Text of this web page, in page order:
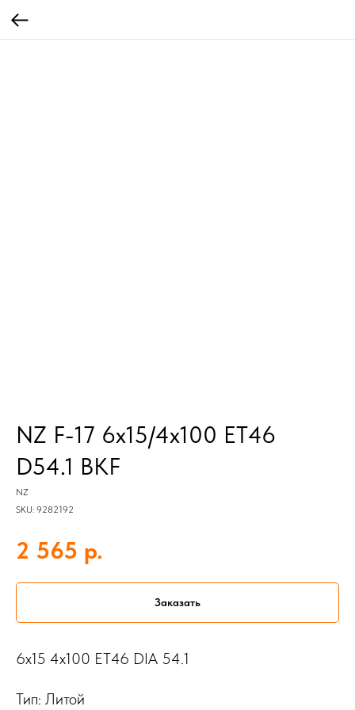
NZ F-17 6x15/4x100 ET46
D54.1 BKF
NZ
SKU: 9282192
2 565 р.
Заказать
6x15 4x100 ET46 DIA 54.1
Тип: Литой